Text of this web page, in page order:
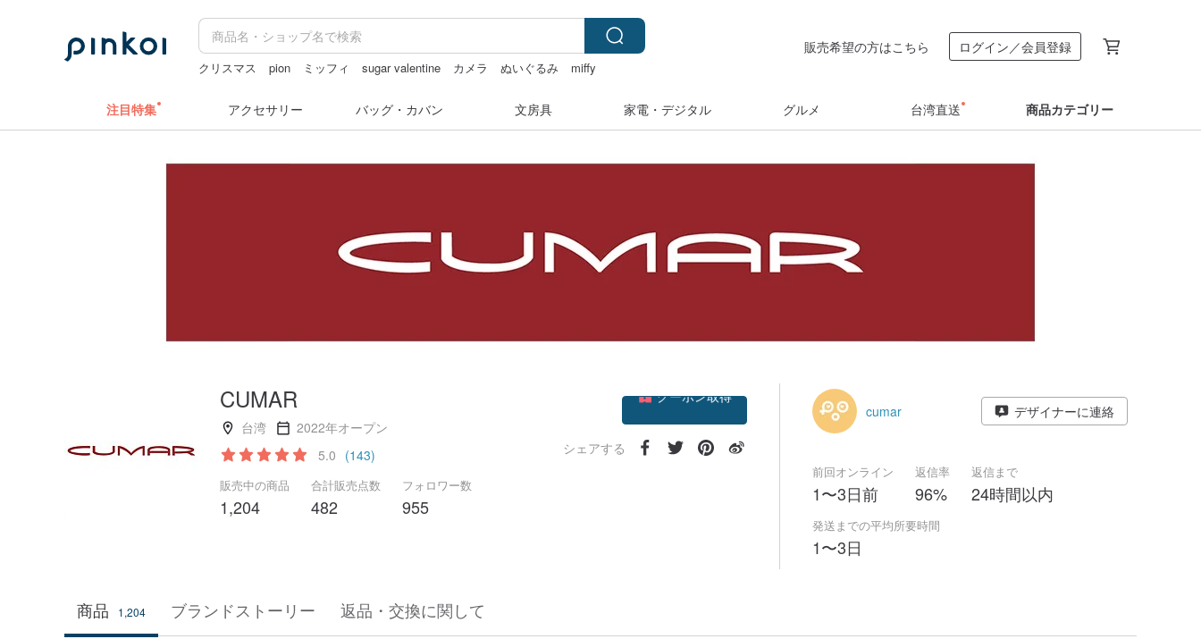
クリスマス pion ミッフィ sugar valentine カメラ ぬいぐるみ
miffy
販売希望の方はこちら ログイン／会員登録
注目特集 アクセサリー バッグ・カバン 文房具 家電・デジタル グルメ 台湾直送 商品カテゴリー
CUMAR
台湾
2022年オープン
5.0 (143)
販売中の商品
1,204
合計販売点数
482
フォロワー数
955
シェアする
cumar デザイナーに連絡
前回オンライン
1〜3日前
返信率
96%
返信まで
24時間以内
発送までの平均所要時間
1〜3日
商品 1,204 ブランドストーリー 返品・交換に関して